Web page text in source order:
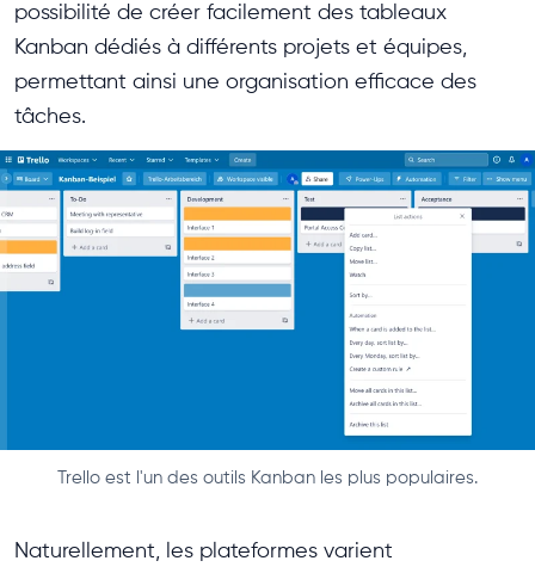
possibilité de créer facilement des tableaux
Kanban dédiés à différents projets et équipes,
permettant ainsi une organisation efficace des
tâches.
Trello est l'un des outils Kanban les plus populaires.
Naturellement, les plateformes varient